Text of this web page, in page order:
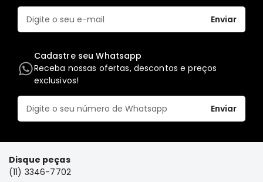
Elétrica
Acessórios
Motor
Suspensão
Correias
Enviar
Cadastre seu Whatsapp
Receba nossas ofertas, descontos e preços
exclusivos!
Enviar
Disque peças
(11) 3346-7702